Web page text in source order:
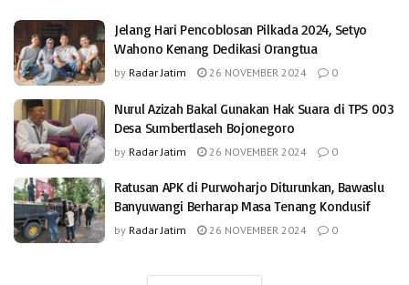
Jelang Hari Pencoblosan Pilkada 2024, Setyo
Wahono Kenang Dedikasi Orangtua
by Radar Jatim 26 NOVEMBER 2024 0
Nurul Azizah Bakal Gunakan Hak Suara di TPS 003
Desa Sumbertlaseh Bojonegoro
by Radar Jatim 26 NOVEMBER 2024 0
Ratusan APK di Purwoharjo Diturunkan, Bawaslu
Banyuwangi Berharap Masa Tenang Kondusif
by Radar Jatim 26 NOVEMBER 2024 0